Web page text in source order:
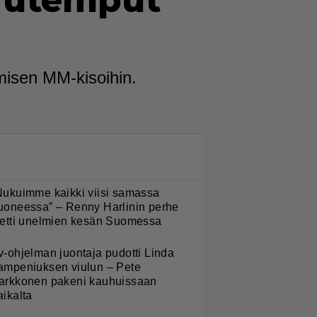
MM-kisoihin.
kaikki viisi samassa
– Renny Harlinin perhe
unelmien kesän Suomessa
ohjelman juontaja pudotti Linda
viulun – Pete
pakeni kauhuissaan